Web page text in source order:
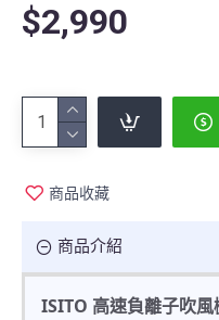
$2,990
商品收藏
商品介紹
ISITO 高速負離子吹風